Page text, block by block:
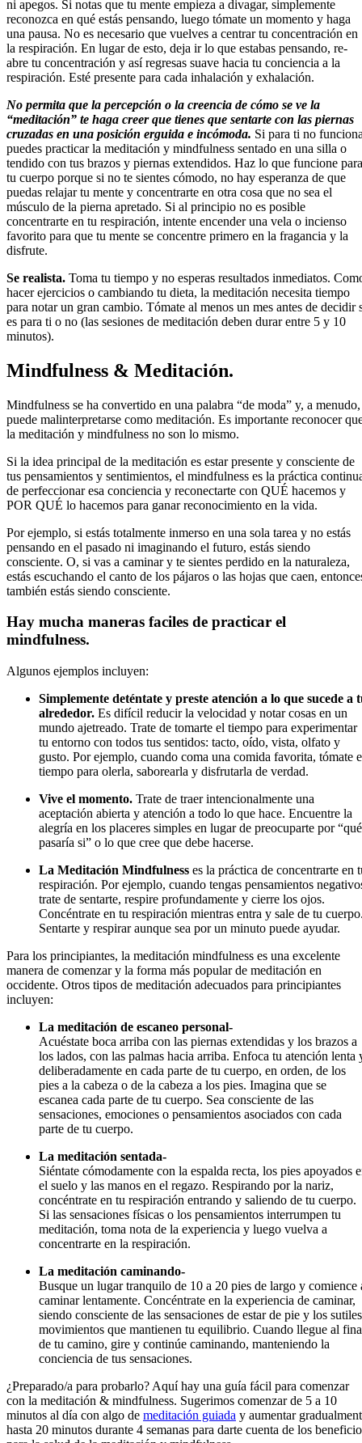
ni apegos. Si notas que tu mente empieza a divagar, simplemente
reconozca en qué estás pensando, luego tómate un momento y haga
una pausa. No es necesario que vuelves a centrar tu concentración en
la respiración. En lugar de esto, deja ir lo que estabas pensando, re-
abre tu concentración y así regresas suave hacia tu conciencia a la
respiración. Esté presente para cada inhalación y exhalación.
No permita que la percepción o la creencia de cómo se ve la
“meditación” te haga creer que tienes que sentarte con las piernas
cruzadas en una posición erguida e incómoda. Si para ti no
puedes practicar la meditación y mindfulness sentado en una silla o
tendido con tus brazos y piernas extendidos. Haz lo que funcione para
tu cuerpo porque si no te sientes cómodo, no hay esperanza de que
puedas relajar tu mente y concentrarte en otra cosa que no sea el
músculo de la pierna apretado. Si al principio no es posible
concentrarte en tu respiración, intente encender una vela o incienso
favorito para que tu mente se concentre primero en la fragancia y la
disfrute.
Se realista. Toma tu tiempo y no esperas resultados inmediatos.
hacer ejercicios o cambiando tu dieta, la meditación necesita tiempo
para notar un gran cambio. Tómate al menos un mes antes de decidir
es para ti o no (las sesiones de meditación deben durar entre 5 y 10
minutos).
Mindfulness & Meditación.
Mindfulness se ha convertido en una palabra “de moda” y, a menudo,
puede malinterpretarse como meditación. Es importante reconocer
la meditación y mindfulness no son lo mismo.
Si la idea principal de la meditación es estar presente y consciente de
tus pensamientos y sentimientos, el mindfulness es la práctica
de perfeccionar esa conciencia y reconectarte con QUÉ hacemos y
POR QUÉ lo hacemos para ganar reconocimiento en la vida.
Por ejemplo, si estás totalmente inmerso en una sola tarea y no estás
pensando en el pasado ni imaginando el futuro, estás siendo
consciente. O, si vas a caminar y te sientes perdido en la naturaleza,
estás escuchando el canto de los pájaros o las hojas que caen,
también estás siendo consciente.
Hay mucha maneras faciles de practicar el
mindfulness.
Algunos ejemplos incluyen:
Simplemente deténtate y preste atención a lo que sucede a
alrededor. Es difícil reducir la velocidad y notar cosas en un
mundo ajetreado. Trate de tomarte el tiempo para experimentar
tu entorno con todos tus sentidos: tacto, oído, vista, olfato y
gusto. Por ejemplo, cuando coma una comida favorita, tómate
tiempo para olerla, saborearla y disfrutarla de verdad.
Vive el momento. Trate de traer intencionalmente una
aceptación abierta y atención a todo lo que hace. Encuentre la
alegría en los placeres simples en lugar de preocuparte por “qué
pasaría si” o lo que cree que debe hacerse.
La Meditación Mindfulness es la práctica de concentrarte en
respiración. Por ejemplo, cuando tengas pensamientos
trate de sentarte, respire profundamente y cierre los ojos.
Concéntrate en tu respiración mientras entra y sale de tu
Sentarte y respirar aunque sea por un minuto puede ayudar.
Para los principiantes, la meditación mindfulness es una excelente
manera de comenzar y la forma más popular de meditación en
occidente. Otros tipos de meditación adecuados para principiantes
incluyen:
La meditación de escaneo personal-
Acuéstate boca arriba con las piernas extendidas y los brazos a
los lados, con las palmas hacia arriba. Enfoca tu atención lenta
deliberadamente en cada parte de tu cuerpo, en orden, de los
pies a la cabeza o de la cabeza a los pies. Imagina que se
escanea cada parte de tu cuerpo. Sea consciente de las
sensaciones, emociones o pensamientos asociados con cada
parte de tu cuerpo.
La meditación sentada-
Siéntate cómodamente con la espalda recta, los pies apoyados
el suelo y las manos en el regazo. Respirando por la nariz,
concéntrate en tu respiración entrando y saliendo de tu cuerpo.
Si las sensaciones físicas o los pensamientos interrumpen tu
meditación, toma nota de la experiencia y luego vuelva a
concentrarte en la respiración.
La meditación caminando-
Busque un lugar tranquilo de 10 a 20 pies de largo y comience
caminar lentamente. Concéntrate en la experiencia de caminar,
siendo consciente de las sensaciones de estar de pie y los sutiles
movimientos que mantienen tu equilibrio. Cuando llegue al
de tu camino, gire y continúe caminando, manteniendo la
conciencia de tus sensaciones.
¿Preparado/a para probarlo? Aquí hay una guía fácil para comenzar
con la meditación & mindfulness. Sugerimos comenzar de 5 a 10
minutos al día con algo de meditación guiada y aumentar
hasta 20 minutos durante 4 semanas para darte cuenta de los